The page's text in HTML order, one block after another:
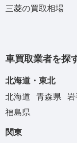
三菱の買取相場
車買取業者を探
北海道・東北
北海道
青森県 岩
福島県
関東